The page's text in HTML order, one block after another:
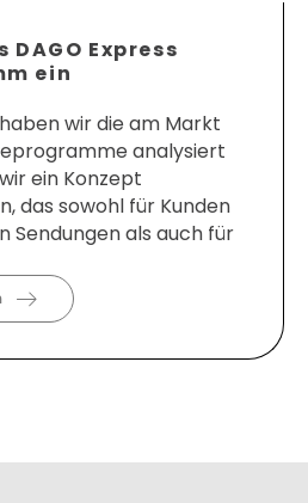
Express
ein
wir die am Markt
analysiert
ein Konzept
das sowohl für Kunden
Sendungen als auch für